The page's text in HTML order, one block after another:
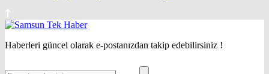
Haberleri güncel olarak e-postanızdan takip edebilirsiniz !